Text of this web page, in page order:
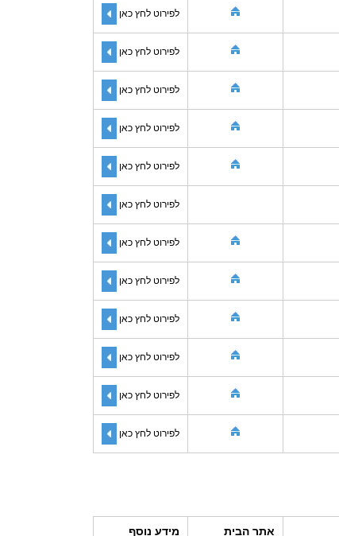
לפירוט לחץ כאן
לפירוט לחץ כאן
לפירוט לחץ כאן
לפירוט לחץ כאן
לפירוט לחץ כאן
לפירוט לחץ כאן
לפירוט לחץ כאן
לפירוט לחץ כאן
לפירוט לחץ כאן
לפירוט לחץ כאן
לפירוט לחץ כאן
לפירוט לחץ כאן
אתר הבית מידע נוסף